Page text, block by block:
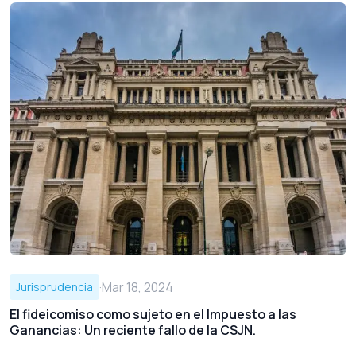
Jurisprudencia ·Mar 18, 2024
El fideicomiso como sujeto en el Impuesto a las
Ganancias: Un reciente fallo de la CSJN.